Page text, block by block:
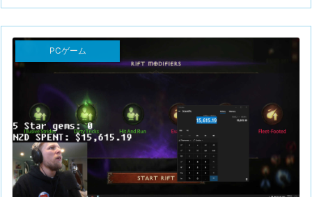
PCゲーム